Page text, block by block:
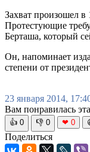
Захват произошел в
Протестующие
Берташа, который
Он, напоминает
степени от
23 января 2014,
Вам понравилась
👍 0 👎 0 ❤ 0
Поделиться